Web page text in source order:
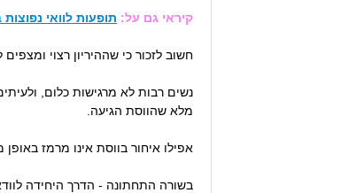
קיראי גם על: תופעות לוואי
חשוב לזכור כי שההיריון רצוי
נשים רבות לא מרגישות כלום,
מלא שהווסת הגיעה.
אפילו איחור בווסת אינו מרמז
בשורה התחתונה - הדרך היחידה